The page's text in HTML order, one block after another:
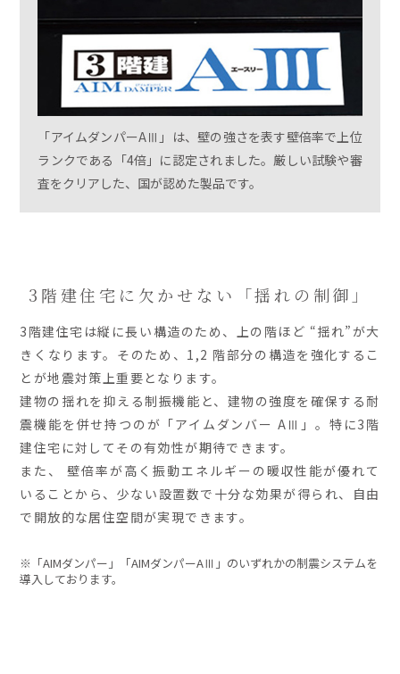
「アイムダンパーAⅢ」は、壁の強さを表す壁倍率で上位
ランクである「4倍」に認定されました。厳しい試験や審
査をクリアした、国が認めた製品です。
3階建住宅に欠かせない「揺れの制御」
3階建住宅は縦に長い構造のため、上の階ほど “揺れ”が大
きくなります。そのため、1,2 階部分の構造を強化するこ
とが地震対策上重要となります。
建物の揺れを抑える制振機能と、建物の強度を確保する耐
震機能を併せ持つのが「アイムダンバー AⅢ」。特に3階
建住宅に対してその有効性が期待できます。
また、 壁倍率が高く振動エネルギーの暖収性能が優れて
いることから、少ない設置数で十分な効果が得られ、自由
で開放的な居住空間が実現できます。
※ 「AIMダンパー」「AIMダンパーAⅢ」のいずれかの制震システムを
導入しております。